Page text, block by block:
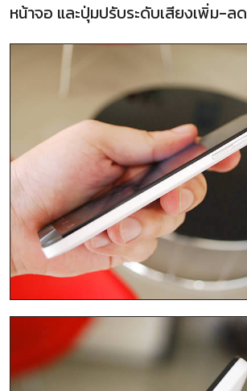
หน้าจอ และปุ่มปรับระดับเสียงเพิ่ม-ลด